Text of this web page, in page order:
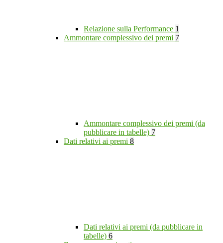
Relazione sulla Performance 1
Ammontare complessivo dei premi 7
Ammontare complessivo dei premi (da
pubblicare in tabelle) 7
Dati relativi ai premi 8
Dati relativi ai premi (da pubblicare in
tabelle) 6